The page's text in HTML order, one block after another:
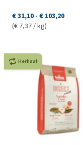
€ 31,10 - € 103,20
(€ 7,37 / kg)
Herhaal